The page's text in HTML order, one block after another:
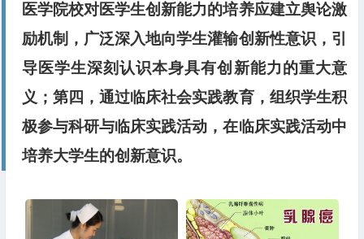
医学院校对医学生创新能力的培养应建立舆论激
励机制，广泛深入地向学生灌输创新性意识，引
导医学生深刻认识本身具有创新能力的重大意
义；第四，通过临床社会实践教育，组织学生积
极参与科研与临床实践活动，在临床实践活动中
培养大学生的创新意识。